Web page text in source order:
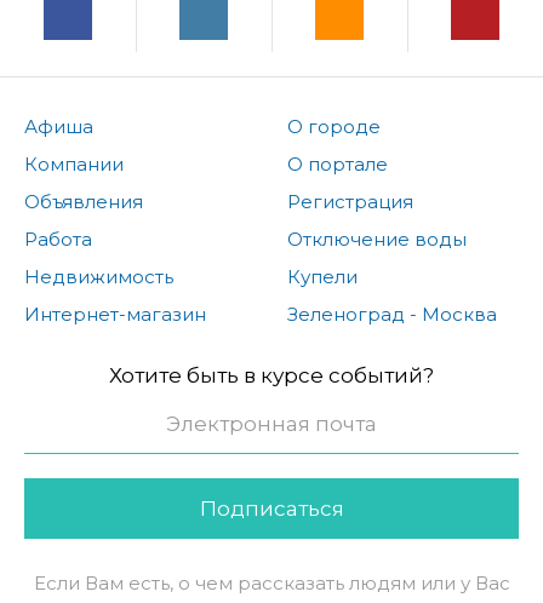
Афиша
Компании
Объявления
Работа
Недвижимость
Интернет-магазин
О городе
О портале
Регистрация
Отключение воды
Купели
Зеленоград - Москва
Хотите быть в курсе событий?
Подписаться
Если Вам есть, о чем рассказать людям или у Вас